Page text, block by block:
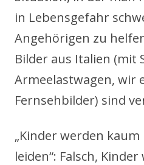
in Lebensgefahr
Angehörigen zu
Bilder aus Italien (mit
Armeelastwagen, wir
Fernsehbilder) sind
„Kinder werden
leiden“: Falsch,